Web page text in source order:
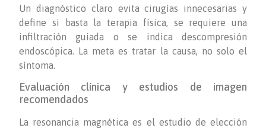
Un diagnóstico claro evita cirugías innecesarias y
define si basta la terapia física, se requiere una
infiltración guiada o se indica descompresión
endoscópica. La meta es tratar la causa, no solo el
síntoma.
Evaluación clínica y estudios de imagen
recomendados
La resonancia magnética es el estudio de elección